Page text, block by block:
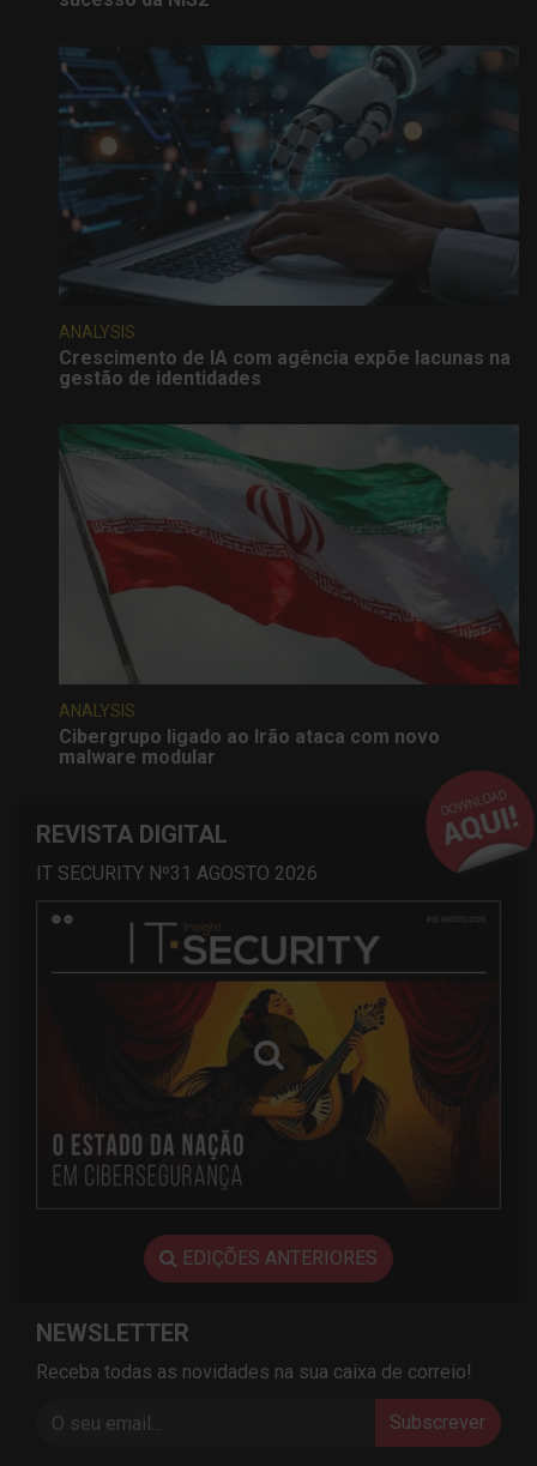
ANALYSIS
Crescimento de IA com agência expõe lacunas na
gestão de identidades
ANALYSIS
Cibergrupo ligado ao Irão ataca com novo
malware modular
REVISTA DIGITAL
IT SECURITY Nº31 AGOSTO 2026
EDIÇÕES ANTERIORES
NEWSLETTER
Receba todas as novidades na sua caixa de correio!
Subscrever